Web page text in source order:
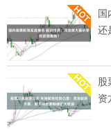
国
还
股
资